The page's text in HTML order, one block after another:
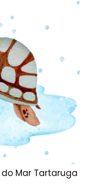
Mar Tartaruga